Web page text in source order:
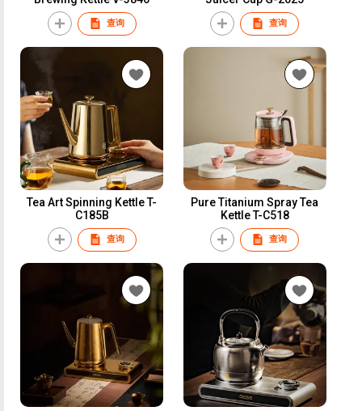
查询 查询
Tea Art Spinning Kettle T-
C185B
查询
Pure Titanium Spray Tea
Kettle T-C518
查询